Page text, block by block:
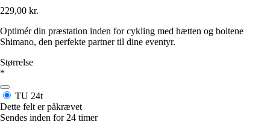
229,00 kr.
Optimér din præstation inden for cykling med hætten og boltene
Shimano, den perfekte partner til dine eventyr.
Størrelse
*
TU 24t
Dette felt er påkrævet
Sendes inden for 24 timer